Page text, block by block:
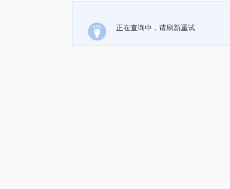
正在查询中，请刷新重试